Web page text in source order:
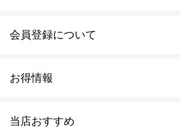
当店おすすめ
お得情報
会員登録について
会員規約について